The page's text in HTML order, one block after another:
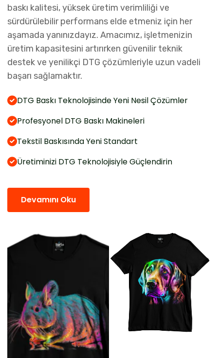
baskı kalitesi, yüksek üretim verimliliği ve
sürdürülebilir performans elde etmeniz için her
aşamada yanınızdayız. Amacımız, işletmenizin
üretim kapasitesini artırırken güvenilir teknik
destek ve yenilikçi DTG çözümleriyle uzun vadeli
başarı sağlamaktır.
DTG Baskı Teknolojisinde Yeni Nesil Çözümler
Profesyonel DTG Baskı Makineleri
Tekstil Baskısında Yeni Standart
Üretiminizi DTG Teknolojisiyle Güçlendirin
Devamını Oku